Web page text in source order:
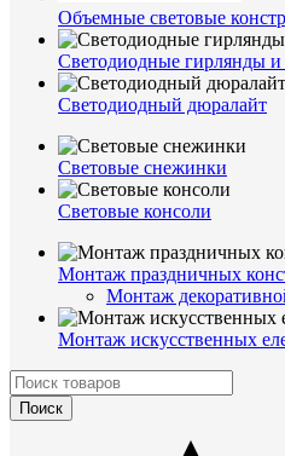
Объемные световые
Светодиодные гирлянды
Светодиодный дюралайт
Световые снежинки
Световые консоли
Монтаж праздничных
Монтаж
Монтаж искусственных
Поиск